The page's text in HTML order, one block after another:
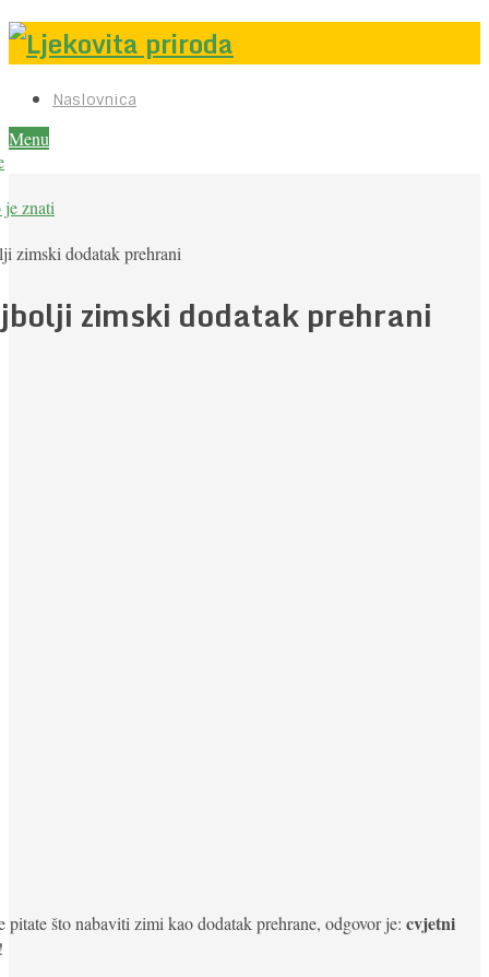
Naslovnica
Menu
znati
zimski dodatak prehrani
zimski dodatak prehrani
pitate što nabaviti zimi kao dodatak prehrane, odgovor je: cvjetni